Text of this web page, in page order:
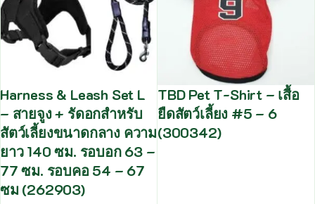
Harness & Leash Set L
– สายจูง + รัดอกสำหรับ
สัตว์เลี้ยงขนาดกลาง ความ
ยาว 140 ซม. รอบอก 63 –
77 ซม. รอบคอ 54 – 67
ซม (262903)
TBD Pet T-Shirt – เสื้อ
ยืดสัตว์เลี้ยง #5 – 6
(300342)